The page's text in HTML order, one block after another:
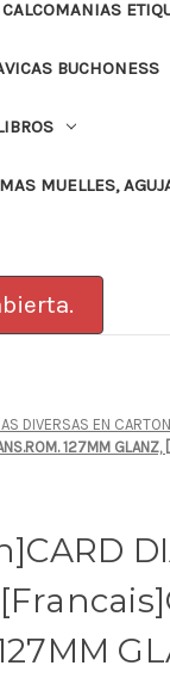
BUCHONESS
MUELLES,
DIVERSAS EN CARTON
127MM